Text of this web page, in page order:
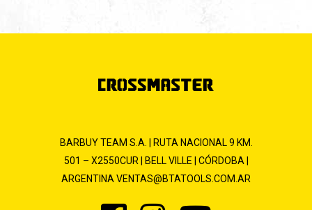
BARBUY TEAM S.A. | RUTA NACIONAL 9 KM.
501 – X2550CUR | BELL VILLE | CÓRDOBA |
ARGENTINA VENTAS@BTATOOLS.COM.AR